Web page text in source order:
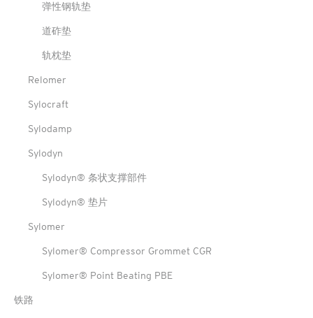
弹性钢轨垫
道砟垫
轨枕垫
Relomer
Sylocraft
Sylodamp
Sylodyn
Sylodyn® 条状支撑部件
Sylodyn® 垫片
Sylomer
Sylomer® Compressor Grommet CGR
Sylomer® Point Beating PBE
铁路